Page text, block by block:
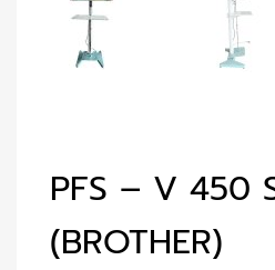
PFS – V 450
(BROTHER)